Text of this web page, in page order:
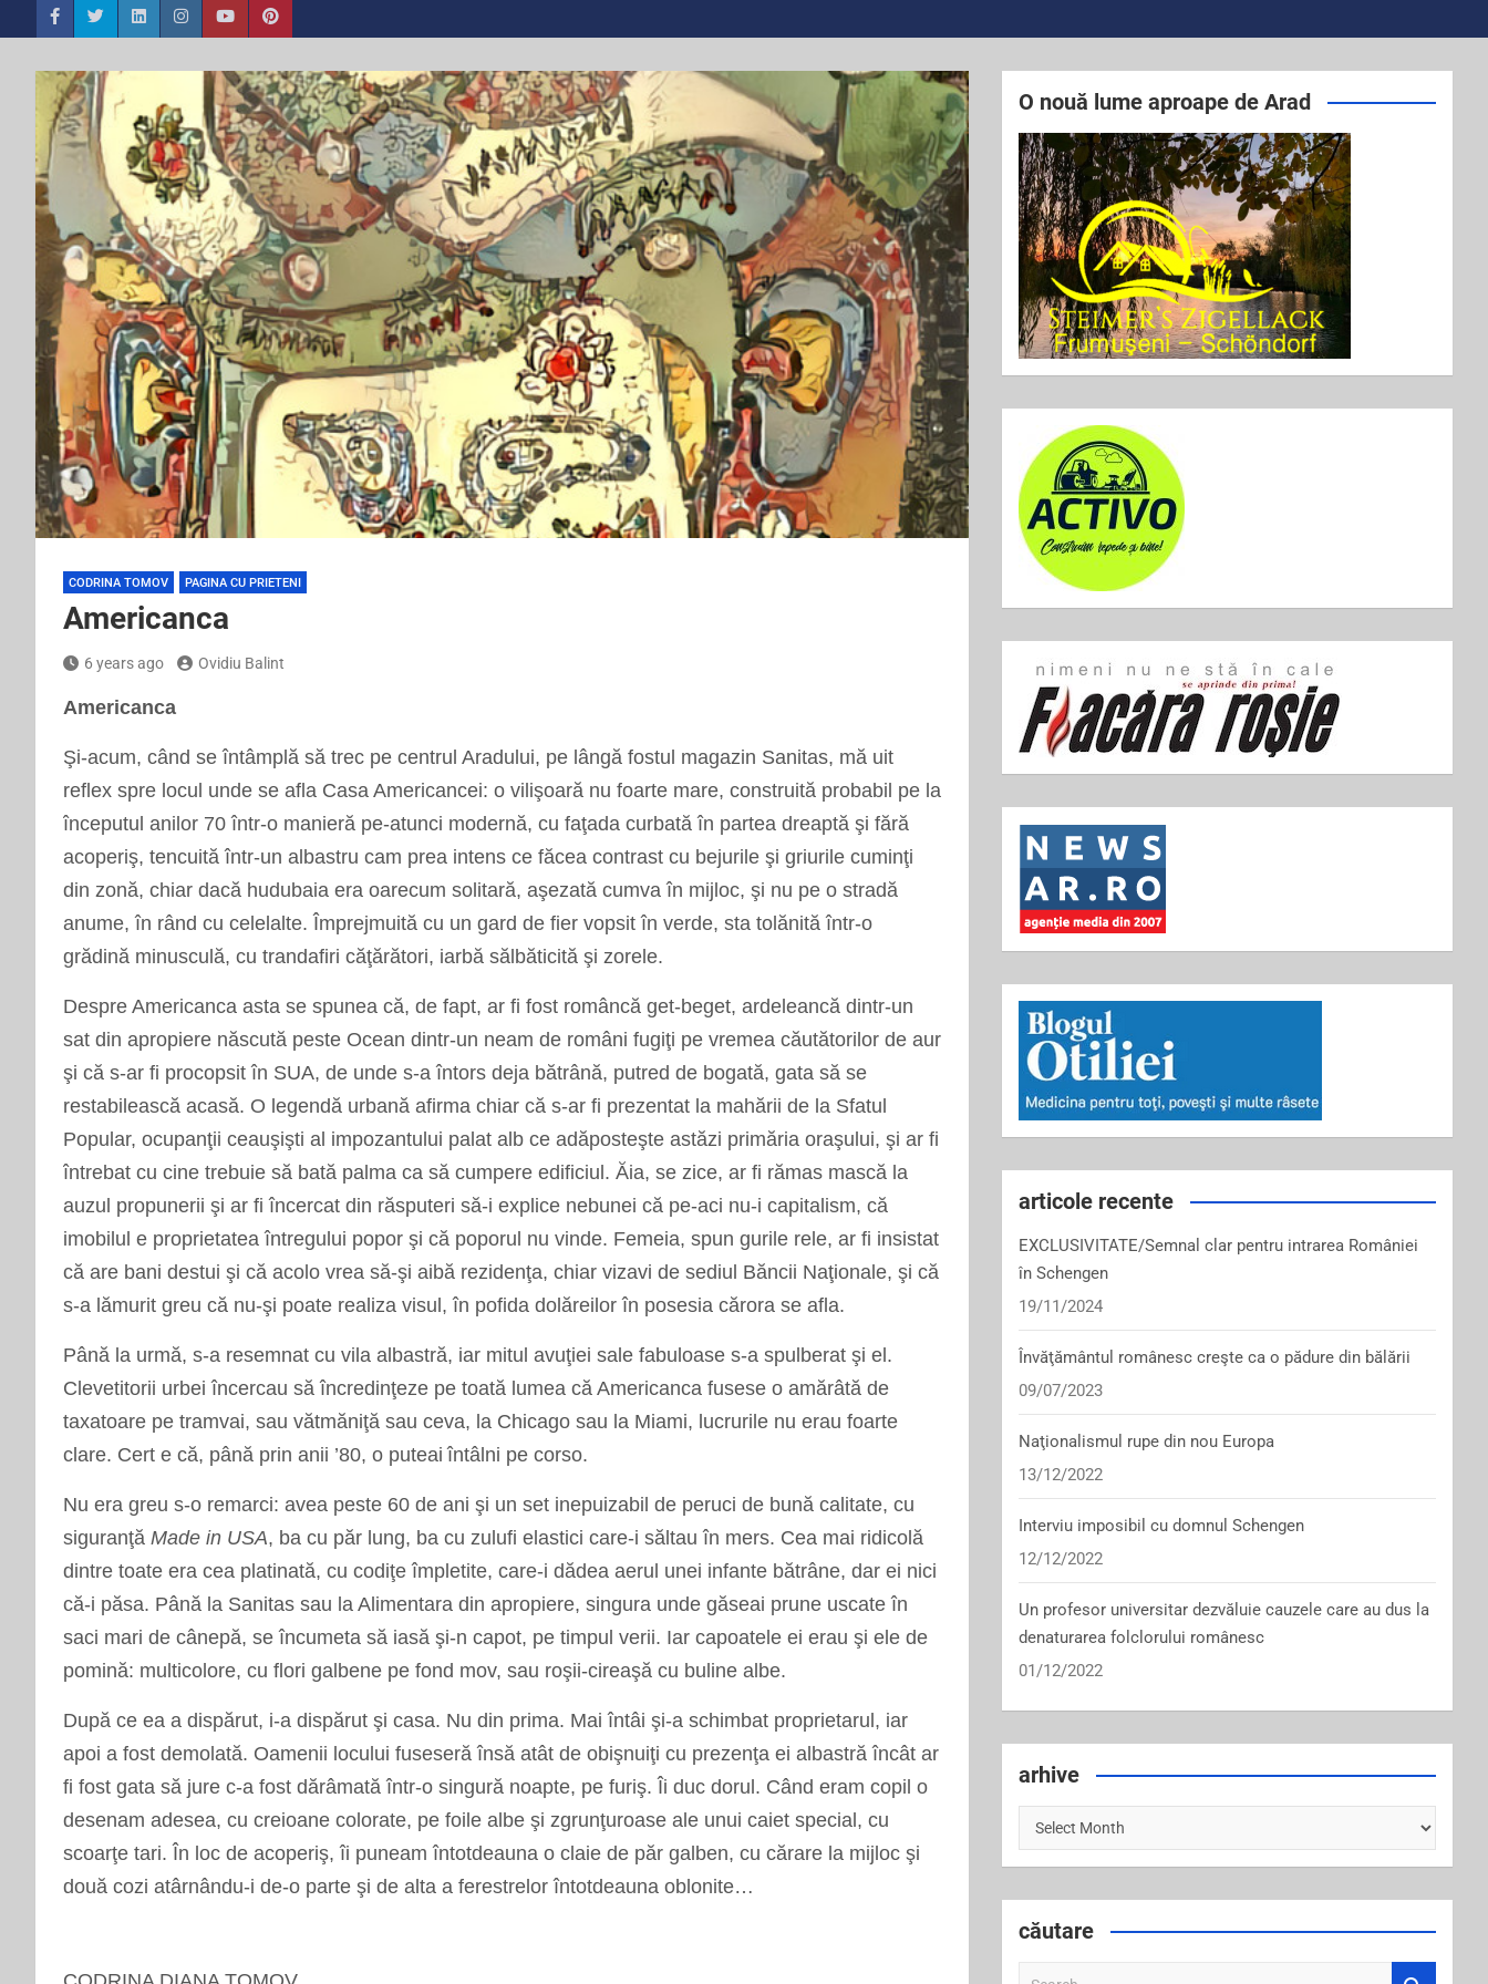
CODRINA TOMOV PAGINA CU PRIETENI
Americanca
6 years ago Ovidiu Balint
Americanca
Şi-acum, când seîntâmplă să trec pe centrul Aradului, pe lângă fostul magazin Sanitas, mă uit
reflex spre locul unde se afla Casa Americancei: o vilişoară nu foarte mare, construită probabil pe la
începutul anilor 70într-o manieră pe-atunci modernă, cu faţada curbatăîn partea dreaptă şi fără
acoperiş, tencuităîntr-un albastru cam prea intens ce făcea contrast cu bejurile şi griurile cuminţi
din zonă, chiar dacă hudubaia era oarecum solitară, aşezată cumvaîn mijloc, şi nu pe o stradă
anume,în rând cu celelalte.Împrejmuită cu un gard de fier vopsitîn verde, sta tolănităîntr-o
grădină minusculă, cu trandafiri căţărători, iarbă sălbăticită şi zorele.
Despre Americanca asta se spunea că, de fapt, ar fi fost româncă get-beget, ardeleancă dintr-un
sat din apropiere născută peste Ocean dintr-un neam de români fugiţi pe vremea căutătorilor de aur
şi că s-ar fi procopsitîn SUA, de unde s-aîntors deja bătrână, putred de bogată, gata să se
restabilească acasă. O legendă urbană afirma chiar că s-ar fi prezentat la mahării de la Sfatul
Popular, ocupanţii ceauşişti al impozantului palat alb ce adăposteşte astăzi primăria oraşului, şi ar fi
întrebat cu cine trebuie să bată palma ca să cumpere edificiul. Ăia, se zice, ar fi rămas mască la
auzul propunerii şi ar fiîncercat din răsputeri să-i explice nebunei că pe-aci nu-i capitalism, că
imobilul e proprietateaîntregului popor şi că poporul nu vinde. Femeia, spun gurile rele, ar fi insistat
că are bani destui şi că acolo vrea să-şi aibă rezidenţa, chiar vizavi de sediul Băncii Naţionale, şi că
s-a lămurit greu că nu-şi poate realiza visul,în pofida dolăreilorîn posesia cărora se afla.
Până la urmă, s-a resemnat cu vila albastră, iar mitul avuţiei sale fabuloase s-a spulberat şi el.
Clevetitorii urbeiîncercau săîncredinţeze pe toată lumea că Americanca fusese o amărâtă de
taxatoare pe tramvai, sau vătmăniţă sau ceva, la Chicago sau la Miami, lucrurile nu erau foarte
clare. Cert e că, până prin anii ’80, o puteai întâlni pe corso.
Nu era greu s-o remarci: avea peste 60 de ani şi un set inepuizabil de peruci de bună calitate, cu
siguranţă Made in USA, ba cu păr lung, ba cu zulufi elastici care-i săltauîn mers. Cea mai ridicolă
dintre toate era cea platinată, cu codiţeîmpletite, care-i dădea aerul unei infante bătrâne, dar ei nici
că-i păsa. Până la Sanitas sau la Alimentara din apropiere, singura unde găseai prune uscateîn
saci mari de cânepă, seîncumeta să iasă şi-n capot, pe timpul verii. Iar capoatele ei erau şi ele de
pomină: multicolore, cu flori galbene pe fond mov, sau roşii-cireaşă cu buline albe.
După ce ea a dispărut, i-a dispărut şi casa. Nu din prima. Maiîntâi şi-a schimbat proprietarul, iar
apoi a fost demolată. Oamenii locului fuseserăînsă atât de obişnuiţi cu prezenţa ei albastrăîncât ar
fi fost gata să jure c-a fost dărâmatăîntr-o singură noapte, pe furiş.Îi duc dorul. Când eram copil o
desenam adesea, cu creioane colorate, pe foile albe şi zgrunţuroase ale unui caiet special, cu
scoarţe tari.În loc de acoperiş,îi puneamîntotdeauna o claie de păr galben, cu cărare la mijloc şi
două cozi atârnându-i de-o parte şi de alta a ferestrelorîntotdeauna oblonite…
O nouă lume aproape de Arad
articole recente
EXCLUSIVITATE/Semnal clar pentru intrarea României
în Schengen
19/11/2024
Învăţământul românesc creşte ca o pădure din bălării
09/07/2023
Naţionalismul rupe din nou Europa
13/12/2022
Interviu imposibil cu domnul Schengen
12/12/2022
Un profesor universitar dezvăluie cauzele care au dus la
denaturarea folclorului românesc
01/12/2022
arhive
arhive
căutare